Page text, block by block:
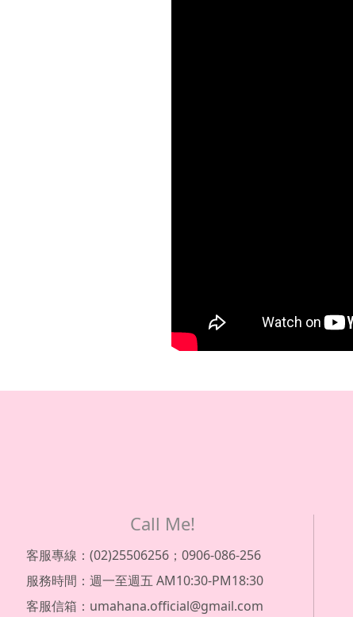
Call Me!
客服專線：(02)25506256；0906-086-256
服務時間：週一至週五 AM10:30-PM18:30
客服信箱：umahana.official@gmail.com